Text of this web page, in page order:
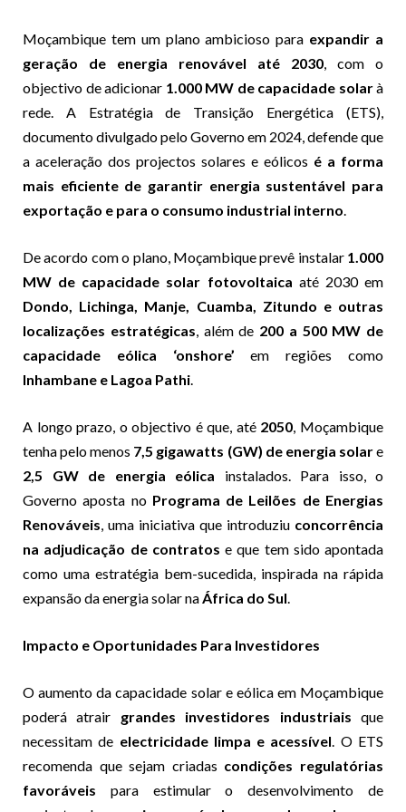
Moçambique tem um plano ambicioso para expandir a
geração de energia renovável até 2030, com o
objectivo de adicionar 1.000 MW de capacidade solarà
rede. A Estratégia de Transição Energética (ETS),
documento divulgado pelo Governo em 2024, defende que
a aceleração dos projectos solares e eólicos é a forma
mais eficiente de garantir energia sustentável para
exportação e para o consumo industrial interno.
De acordo com o plano, Moçambique prevê instalar 1.000
MW de capacidade solar fotovoltaica até 2030 em
Dondo, Lichinga, Manje, Cuamba, Zitundo e outras
localizações estratégicas, além de 200 a 500 MW de
capacidade eólica ‘onshore’ em regiões como
Inhambane e Lagoa Pathi.
A longo prazo, o objectivo é que, até 2050, Moçambique
tenha pelo menos 7,5 gigawatts (GW) de energia solare
2,5 GW de energia eólica instalados. Para isso, o
Governo aposta no Programa de Leilões de Energias
Renováveis, uma iniciativa que introduziu concorrência
na adjudicação de contratos e que tem sido apontada
como uma estratégia bem-sucedida, inspirada na rápida
expansão da energia solar naÁfrica do Sul.
Impacto e Oportunidades Para Investidores
O aumento da capacidade solar e eólica em Moçambique
poderá atrair grandes investidores industriais que
necessitam de electricidade limpa e acessível. O ETS
recomenda que sejam criadas condições regulatórias
favoráveis para estimular o desenvolvimento de